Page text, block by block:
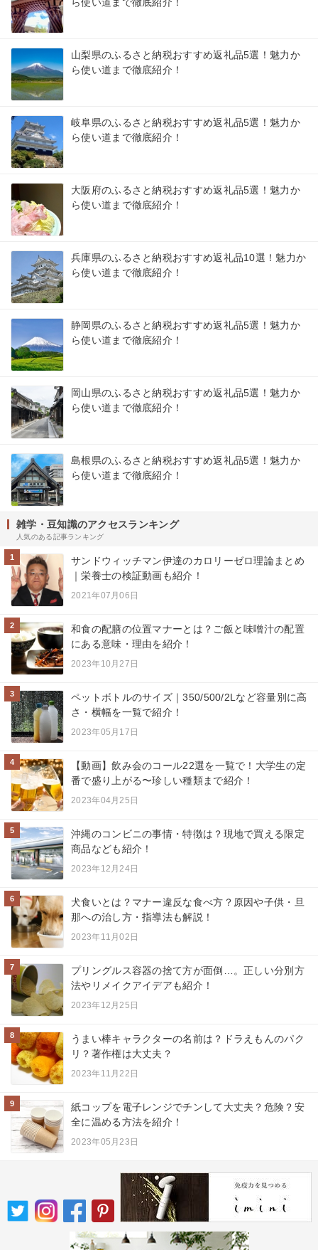
山梨県のふるさと納税おすすめ返礼品5選！魅力か
ら使い道まで徹底紹介！
岐阜県のふるさと納税おすすめ返礼品5選！魅力か
ら使い道まで徹底紹介！
大阪府のふるさと納税おすすめ返礼品5選！魅力か
ら使い道まで徹底紹介！
兵庫県のふるさと納税おすすめ返礼品10選！魅力か
ら使い道まで徹底紹介！
静岡県のふるさと納税おすすめ返礼品5選！魅力か
ら使い道まで徹底紹介！
岡山県のふるさと納税おすすめ返礼品5選！魅力か
ら使い道まで徹底紹介！
島根県のふるさと納税おすすめ返礼品5選！魅力か
ら使い道まで徹底紹介！
雑学・豆知識のアクセスランキング
人気のある記事ランキング
1
サンドウィッチマン伊達のカロリーゼロ理論まとめ
｜栄養士の検証動画も紹介！
2021年07月06日
2
和食の配膳の位置マナーとは？ご飯と味噌汁の配置
にある意味・理由を紹介！
2023年10月27日
3
ペットボトルのサイズ｜350/500/2Lなど容量別に高
さ・横幅を一覧で紹介！
2023年05月17日
4
【動画】飲み会のコール22選を一覧で！大学生の定
番で盛り上がる〜珍しい種類まで紹介！
2023年04月25日
5
沖縄のコンビニの事情・特徴は？現地で買える限定
商品なども紹介！
2023年12月24日
6
犬食いとは？マナー違反な食べ方？原因や子供・旦
那への治し方・指導法も解説！
2023年11月02日
7
プリングルス容器の捨て方が面倒…。正しい分別方
法やリメイクアイデアも紹介！
2023年12月25日
8
うまい棒キャラクターの名前は？ドラえもんのパク
リ？著作権は大丈夫？
2023年11月22日
9
紙コップを電子レンジでチンして大丈夫？危険？安
全に温める方法を紹介！
2023年05月23日